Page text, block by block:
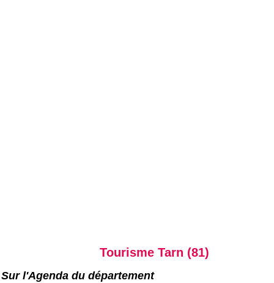
Tourisme Tarn (81)
Sur l'Agenda du département